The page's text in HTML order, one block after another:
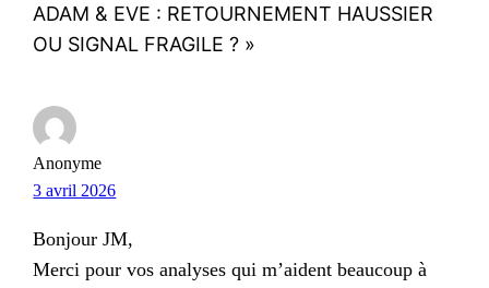
ADAM & EVE : RETOURNEMENT HAUSSIER
OU SIGNAL FRAGILE ? »
Anonyme
3 avril 2026
Bonjour JM,
Merci pour vos analyses qui m’aident beaucoup à